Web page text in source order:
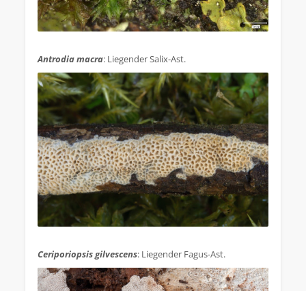
Antrodia macra: Liegender Salix-Ast.
Ceriporiopsis gilvescens: Liegender Fagus-Ast.